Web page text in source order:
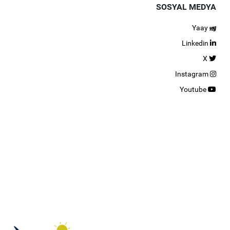
SOSYAL MEDYA
Yaay
Linkedin
X
Instagram
Youtube